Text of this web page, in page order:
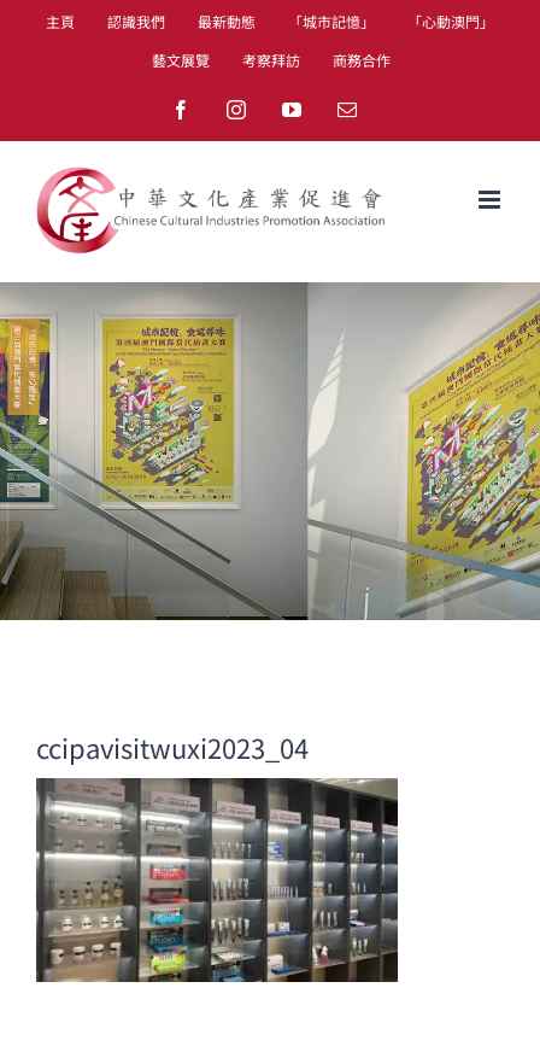
主頁 認識我們 最新動態 「城市記憶」
「心動澳門」
藝文展覽
考察拜訪 商務合作
FacebookInstagramYouTubeEmail
ccipavisitwuxi2023_04